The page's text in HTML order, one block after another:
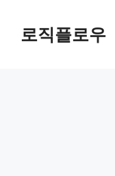
content로직플로우